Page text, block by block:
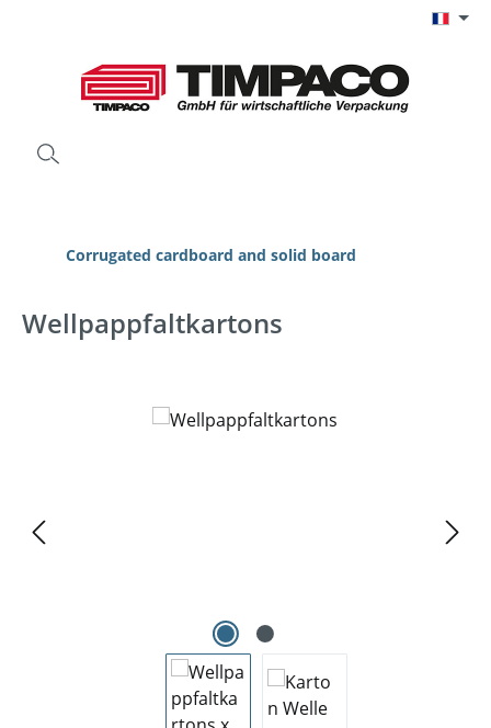
Corrugated cardboard and solid board
Wellpappfaltkartons
Ignorer la galerie d'images